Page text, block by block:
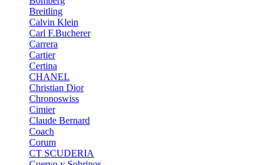
Breitling
Calvin Klein
Carl F.Bucherer
Carrera
Cartier
Certina
CHANEL
Christian Dior
Chronoswiss
Cimier
Claude Bernard
Coach
Corum
CT SCUDERIA